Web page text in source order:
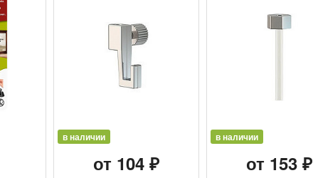
в наличии
от 104 ₽
в наличии
от 153 ₽